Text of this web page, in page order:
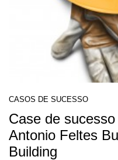
CASOS DE SUCESSO
Case de
Antonio Feltes
Building